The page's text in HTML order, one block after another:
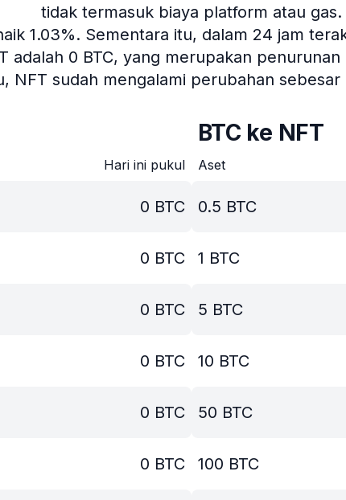
tidak termasuk biaya platform atau gas.
1.03%. Sementara itu, dalam 24 jam
adalah 0 BTC, yang merupakan
NFT sudah mengalami perubahan sebesar
Hari ini pukul
0 BTC
0 BTC
0 BTC
0 BTC
0 BTC
0 BTC
BTC ke NFT
Aset
0.5 BTC
1 BTC
5 BTC
10 BTC
50 BTC
100 BTC